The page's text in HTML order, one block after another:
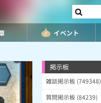
イベント
掲示板
雑談掲示板 (749348)
質問掲示板 (84239)